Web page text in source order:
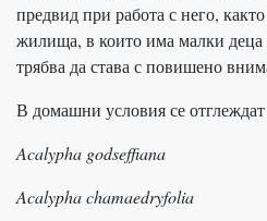
предвид при работа с него,
жилища, в които има малки
трябва да става с повишено
В домашни условия се отглеждат
Acalypha godseffiana
Acalypha chamaedryfolia